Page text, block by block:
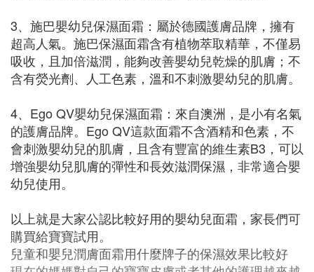
3、施巴嬰幼兒保濕面霜：屬於德國護膚品牌，擁有
超高人氣。施巴保濕面霜含有植物萃取精華，不僅易
吸收，且加倍滋潤，能夠改善嬰幼兒乾燥的肌膚；不
含有熒光劑、人工色素，溫和不刺激嬰幼兒的肌膚。
4、Ego QV嬰幼兒保濕面霜：來自澳洲，是小有名氣
的護膚品牌。Ego QV這款面霜不含酒精和色素，不
會刺激嬰幼兒的肌膚，且含有豐富的維生素B3，可以
增強嬰幼兒肌膚的彈性和長效滋潤保濕，非常適合嬰
幼兒使用。
以上就是大家公認比較好用的嬰幼兒面霜，家長們可
購買給寶寶試用。
兒童和嬰兒潤膚面霜用什麼牌子的保濕效果比較好